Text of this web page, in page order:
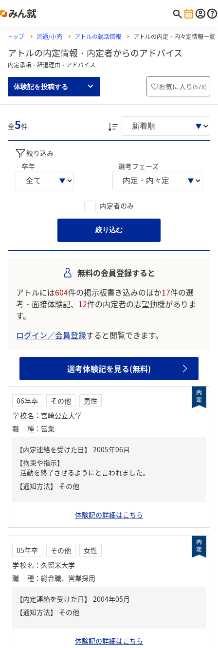
トップ 流通/小売 アトルの就活情報 アトルの内定・内々定情報一覧
アトルの内定情報・内定者からのアドバイス
内定承諾・辞退理由・アドバイス
体験記を投稿する お気に入り (578)
全5件
絞り込み
卒年
選考フェーズ
内定者のみ
絞り込む
無料の会員登録すると
アトルには604件の掲示板書き込みのほか17件の選
考・面接体験記、 12件の内定者の志望動機がありま
す。
ログイン／会員登録すると閲覧できます。
選考体験記を見る(無料)
06年卒 その他
男性
学校名 ： 宮崎公立大学
職種 ： 営業
【内定連絡を受けた日】
2005年06月
【拘束や指示】
活動を終了させるようにと言われました。
【通知方法】
その他
体験記の詳細はこちら
05年卒 その他
女性
学校名 ： 久留米大学
職種 ： 総合職、営業採用
【内定連絡を受けた日】
2004年05月
【通知方法】
その他
体験記の詳細はこちら